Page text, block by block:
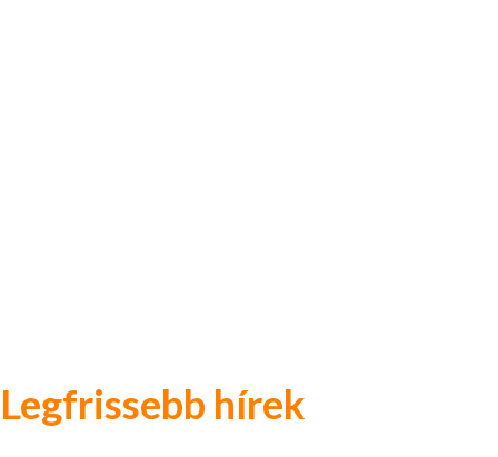
Legfrissebb hírek